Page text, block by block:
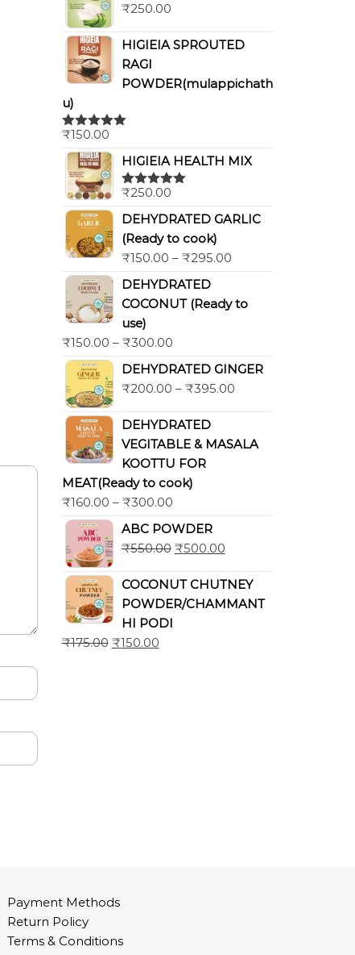
₹250.00
HIGIEIA SPROUTED
RAGI
POWDER(mulappichath
u)
Rated5.00
out of 5
₹150.00
HIGIEIA HEALTH MIX
Rated5.00
₹250.00
DEHYDRATED GARLIC
(Ready to cook)
₹150.00 – ₹295.00
DEHYDRATED
COCONUT (Ready to
use)
₹150.00 – ₹300.00
DEHYDRATED GINGER
₹200.00 – ₹395.00
DEHYDRATED
VEGITABLE & MASALA
KOOTTU FOR
MEAT(Ready to cook)
₹160.00 – ₹300.00
ABC POWDER
₹550.00 ₹500.00
COCONUT CHUTNEY
POWDER/CHAMMANT
HI PODI
₹175.00 ₹150.00
Payment Methods
Return Policy
Terms & Conditions